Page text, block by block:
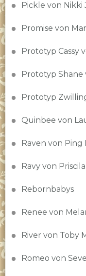
Pickle von Nikki
Promise von
Prototyp Cassy
Prototyp Shane
Prototyp
Quinbee von
Raven von Ping
Ravy von
Rebornbabys
Renee von
River von Toby
Romeo von